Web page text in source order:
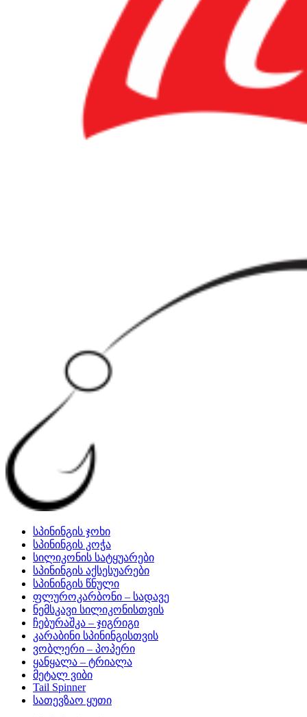
სპინინგის ჯოხი
სპინინგის კოჭა
სილიკონის სატყუარები
სპინინგის აქსესუარები
სპინინგის წნული
ფლუროკარბონი – სადავე
ნემსკავი სილიკონისთვის
ჩებურაშკა – ჯიგრიგი
კარაბინი სპინინგისთვის
ვობლერი – პოპერი
ყანყალა – ტრიალა
მეტალ ვიბი
Tail Spinner
სათევზაო ყუთი